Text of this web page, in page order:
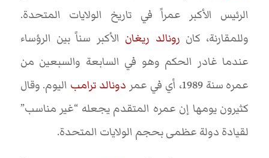
الرئيس الأكبر عمراً في تاريخ الولايات المتحدة.
وللمقارنة، كان رونالد ريغان الأكبر سناً بين الرؤساء
عندما غادر الحكم وهو في السابعة والسبعين من
عمره سنة 1989، أي في عمر
دونالد ترامب اليوم. وقال
كثيرون يومها إن عمره المتقدم يجعله “غير مناسب”
لقيادة دولة عظمى بحجم الولايات المتحدة.